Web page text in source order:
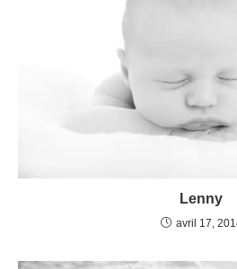
Lenny
avril 17,